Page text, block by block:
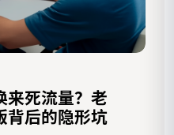
来死流量？老
背后的隐形坑